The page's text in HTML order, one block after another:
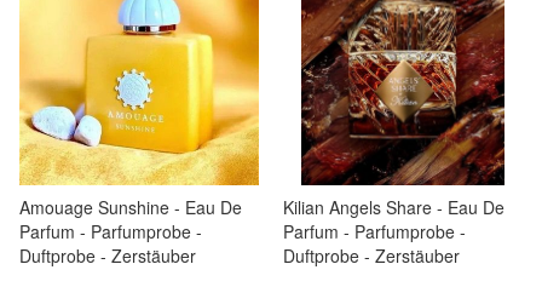
Amouage Sunshine - Eau De
Parfum - Parfumprobe -
Duftprobe - Zerstäuber
Kilian Angels Share - Eau De
Parfum - Parfumprobe -
Duftprobe - Zerstäuber